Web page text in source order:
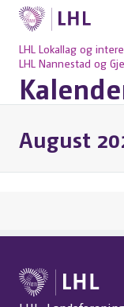
LHL Lokallag og
LHL Nannestad og
August